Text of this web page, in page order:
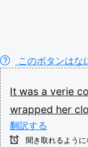
このボタンはな
It was a verie
wrapped her
翻訳する
聞き取れるように